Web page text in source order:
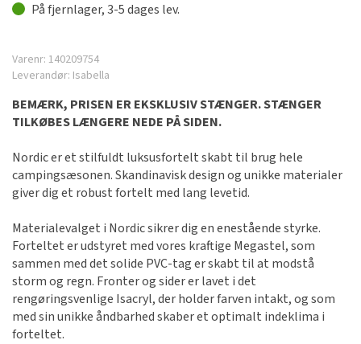
På fjernlager, 3-5 dages lev.
Varenr: 140209754
Leverandør: Isabella
BEMÆRK, PRISEN ER EKSKLUSIV STÆNGER. STÆNGER
TILKØBES LÆNGERE NEDE PÅ SIDEN.
Nordic er et stilfuldt luksusfortelt skabt til brug hele
campingsæsonen. Skandinavisk design og unikke materialer
giver dig et robust fortelt med lang levetid.
Materialevalget i Nordic sikrer dig en enestående styrke.
Forteltet er udstyret med vores kraftige Megastel, som
sammen med det solide PVC-tag er skabt til at modstå
storm og regn. Fronter og sider er lavet i det
rengøringsvenlige Isacryl, der holder farven intakt, og som
med sin unikke åndbarhed skaber et optimalt indeklima i
forteltet.